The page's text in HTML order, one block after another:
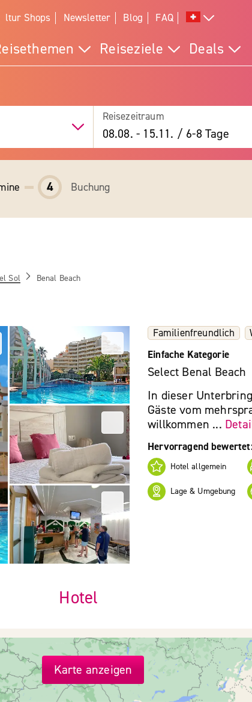
ltur Shops Newsletter Blog FAQ
Reiseziele Deals
Reisezeitraum
08.08. - 15.11. / 6-8 Tage
4 Buchung
Sol Benal Beach
Familienfreundlich
Einfache Kategorie
Select Benal Beach
In dieser
Gäste vom
willkommen ...
Hervorragend
Hotel allgemein
Lage & Umgebung
Hotel
Karte anzeigen